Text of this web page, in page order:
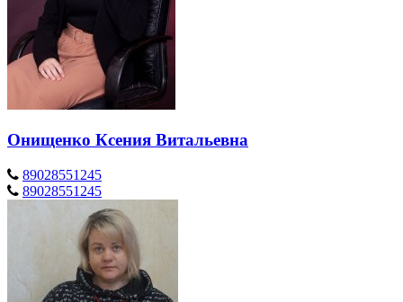
Онищенко Ксения Витальевна
89028551245
89028551245